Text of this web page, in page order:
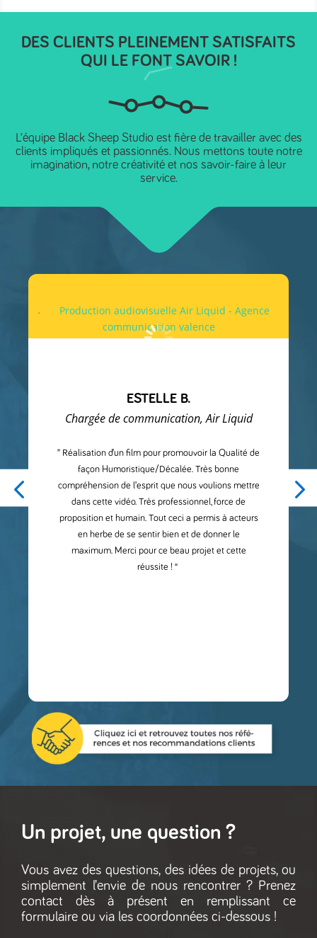
DES CLIENTS PLEINEMENT SATISFAITS
QUI LE FONT SAVOIR !
L’équipe Black Sheep Studio est fière de travailler avec des
clients impliqués et passionnés. Nous mettons toute notre
imagination, notre créativité et nos savoir-faire à leur
service.
ESTELLE B.
Chargée de communication, Air Liquid
” Réalisation d’un film pour promouvoir la Qualité de
façon Humoristique/Décalée. Très bonne
compréhension de l’esprit que nous voulions mettre
dans cette vidéo. Très professionnel, force de
proposition et humain. Tout ceci a permis à acteurs
en herbe de se sentir bien et de donner le
maximum. Merci pour ce beau projet et cette
réussite ! “
Un projet, une question ?
Vous avez des questions, des idées de projets, ou
simplement l’envie de nous rencontrer ? Prenez
contact dès à présent en remplissant ce
formulaire ou via les coordonnées ci-dessous !